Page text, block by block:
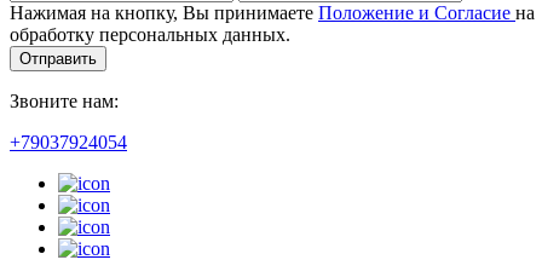
Нажимая на кнопку, Вы принимаете Положение и Согласие на
обработку персональных данных.
Отправить
Звоните нам:
+79037924054